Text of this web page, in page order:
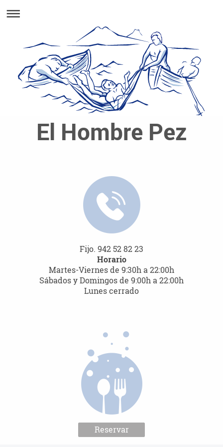
El Hombre Pez
Fijo. 942 52 82 23
Horario
Martes-Viernes de 9:30h a 22:00h
Sábados y Domingos de 9:00h a 22:00h
Lunes cerrado
Reservar